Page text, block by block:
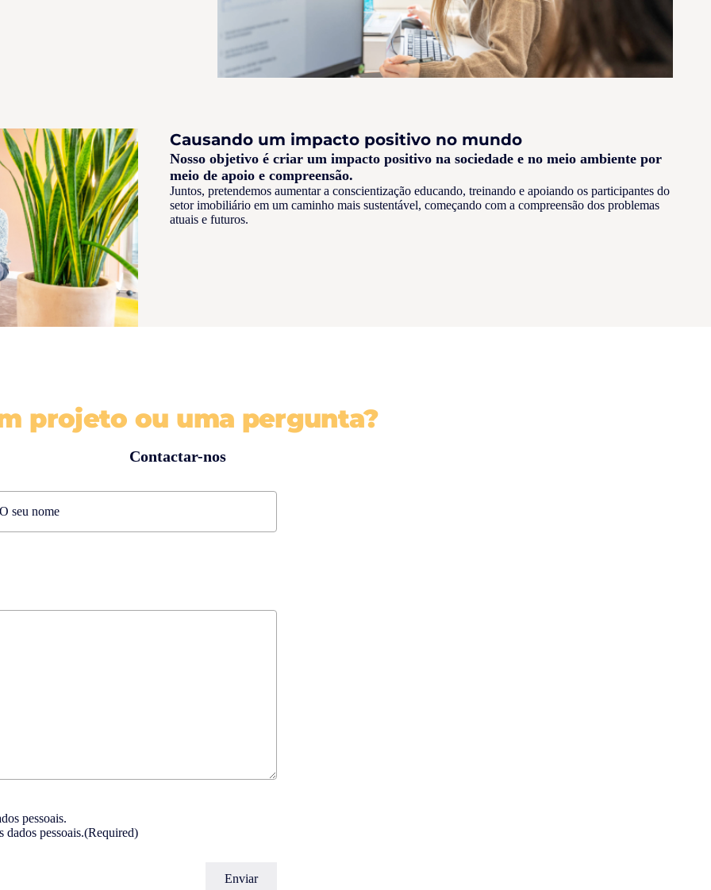
Causando um impacto positivo no mundo
Nosso objetivo é criar um impacto positivo na sociedade e no meio ambiente por
meio de apoio e compreensão.
Juntos, pretendemos aumentar a conscientização educando, treinando e apoiando os participantes do
setor imobiliário em um caminho mais sustentável, começando com a compreensão dos problemas
atuais e futuros.
projeto ou uma pergunta?
Contactar-nos
pessoais.
dados pessoais.(Required)